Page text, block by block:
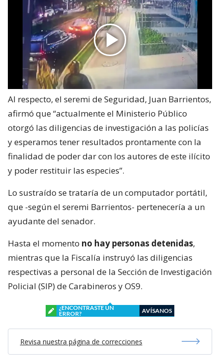
Al respecto, el seremi de Seguridad, Juan Barrientos,
afirmó que “actualmente el Ministerio Público
otorgó las diligencias de investigación a las policías
y esperamos tener resultados prontamente con la
finalidad de poder dar con los autores de este ilícito
y poder restituir las especies”.
Lo sustraído se trataría de un computador portátil,
que -según el seremi Barrientos- pertenecería a un
ayudante del senador.
Hasta el momento no hay personas detenidas,
mientras que la Fiscalía instruyó las diligencias
respectivas a personal de la Sección de Investigación
Policial (SIP) de Carabineros y OS9.
¿ENCONTRASTE UN
ERROR?
AVÍSANOS
Revisa nuestra página de correcciones